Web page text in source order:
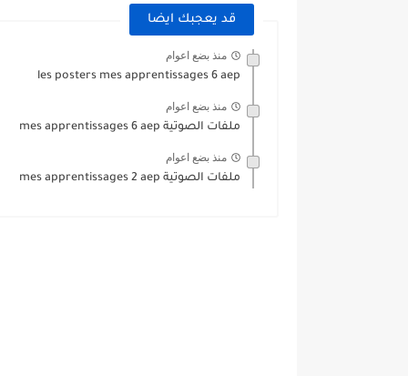
قد يعجبك ايضا
منذ بضع اعوام
les posters mes apprentissages 6 aep
منذ بضع اعوام
ملفات الصوتية mes apprentissages 6 aep
منذ بضع اعوام
ملفات الصوتية mes apprentissages 2 aep